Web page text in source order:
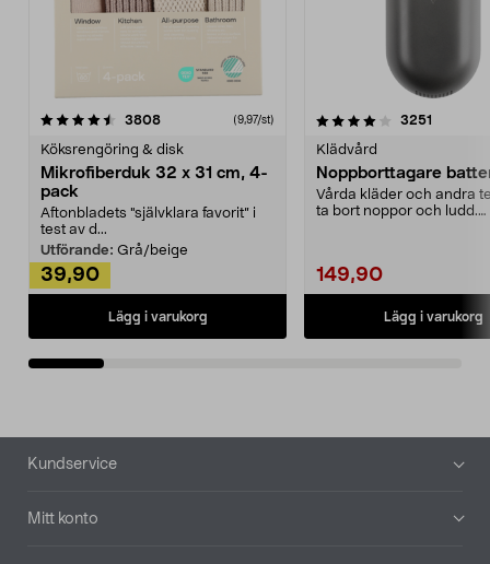
3808recensioner (9,97/st)
Köksrengöring & disk
Mikrofiberduk 32 x 31 cm, 4-
pack
Aftonbladets "självklara favorit” i
test av d...
Utförande: Grå/beige
39,90
Lägg i varukorg
4.0av 5 stjärnor 3251
Klädvård
Noppborttagare
Vårda kläder och andra
ta bort noppor och ludd.
149,90
Lägg i varukorg
4.5av 5 stjärnor
Sidfot
Kundservice
Mitt konto